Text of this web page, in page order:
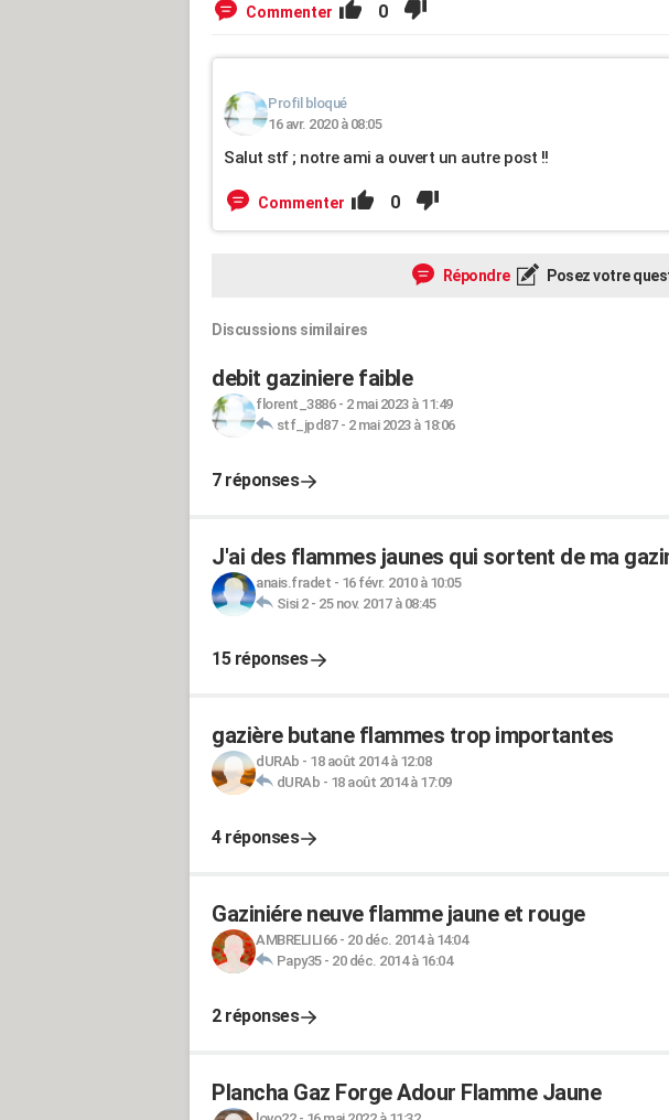
Commenter 0
Profil bloqué
16 avr. 2020 à 08:05
Salut stf ; notre ami a ouvert un autre post !!
Commenter 0
Répondre Posez votre
Discussions similaires
debit gaziniere faible
florent_3886- 2 mai 2023 à 11:49
stf_jpd87- 2 mai 2023 à 18:06
7 réponses
J'ai des flammes jaunes qui sortent de ma
anais.fradet - 16 févr. 2010 à 10:05
Sisi 2- 25 nov. 2017 à 08:45
15 réponses
gazière butane flammes trop importantes
dURAb - 18 août 2014 à 12:08
dURAb - 18 août 2014 à 17:09
4 réponses
Gaziniére neuve flamme jaune et rouge
AMBRELILI66- 20 déc. 2014 à 14:04
Papy35- 20 déc. 2014 à 16:04
2 réponses
Plancha Gaz Forge Adour Flamme Jaune